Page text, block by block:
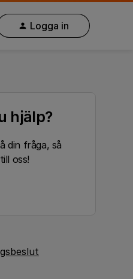
Logga in
hjälp?
din fråga, så
oss!